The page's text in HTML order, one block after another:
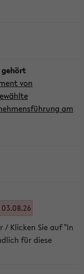
von
am
/ Klicken Sie auf "In
für diese